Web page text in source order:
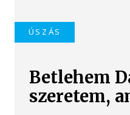
ÚSZÁS
Betlehem
szeretem,